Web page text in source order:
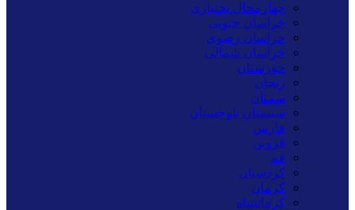
چهارمحال بختیاری
خراسان جنوبی
خراسان رضوی
خراسان شمالی
خوزستان
زنجان
سمنان
سیستان بلوچستان
فارس
قزوین
قم
کردستان
کرمان
کرمانشاه